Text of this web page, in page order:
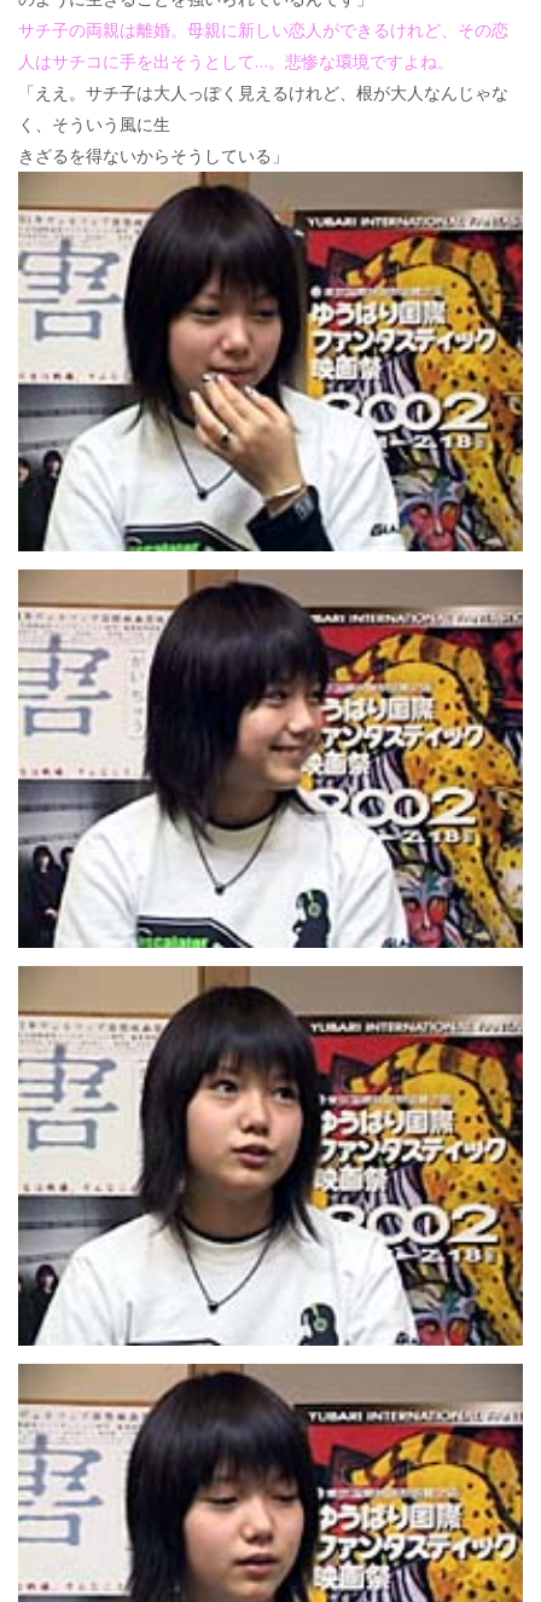
サチ子の両親は離婚。母親に新しい恋人ができるけれど、その恋
人はサチコに手を出そうとして…。悲惨な環境ですよね。
「ええ。サチ子は大人っぽく見えるけれど、根が大人なんじゃな
く、そういう風に生
きざるを得ないからそうしている」